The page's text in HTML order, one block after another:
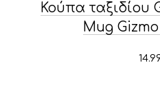
Κούπα ταξιδίου
Mug